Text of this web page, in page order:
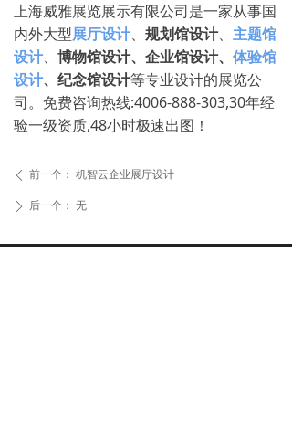
上海威雅展览展示有限公司是一家从事国
内外大型展厅设计、 规划馆设计、 主题馆
设计、 博物馆设计、企业馆设计、 体验馆
设计、纪念馆设计等专业设计的展览公
司。免费咨询热线:4006-888-303,30年经
验一级资质,48小时极速出图！
ꄴ 前一个： 机智云企业展厅设计
ꄲ 后一个： 无